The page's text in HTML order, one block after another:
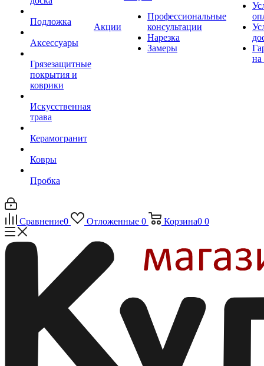
Подложка
Аксессуары
Грязезащитные
покрытия и
коврики
Искусственная
трава
Керамогранит
Ковры
Пробка
Акции
Профессиональные
консультации
Нарезка
Замеры
на
Сравнение0 Отложенные 0 Корзина0 0